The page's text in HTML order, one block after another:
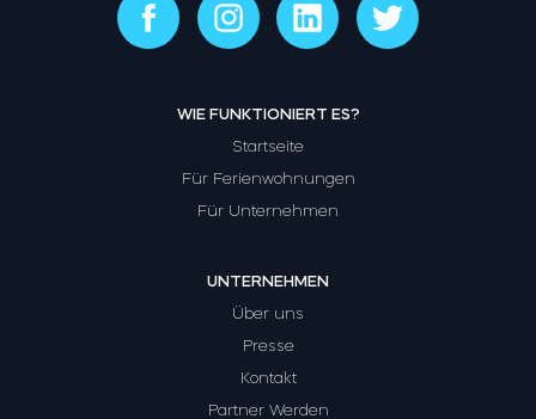
WIE FUNKTIONIERT ES?
Startseite
Für Ferienwohnungen
Für Unternehmen
UNTERNEHMEN
Über uns
Presse
Kontakt
Partner Werden